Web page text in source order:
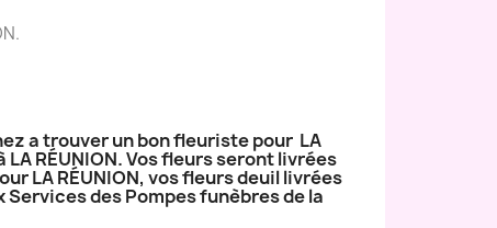
a trouver un bon fleuriste pour LA
RÉUNION. Vos fleurs seront livrées
LA RÉUNION, vos fleurs deuil livrées
des Pompes funèbres de la